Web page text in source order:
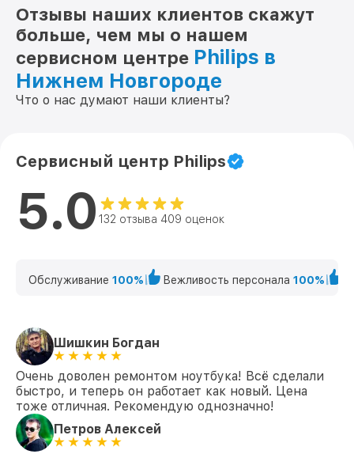
Отзывы наших клиентов скажут
больше, чем мы о нашем
сервисном центре Philips в
Нижнем Новгороде
Что о нас думают наши клиенты?
Сервисный центр Philips
5.0 132 отзыва 409 оценок
Обслуживание 100% Вежливость персонала 100%
Шишкин Богдан
Очень доволен ремонтом ноутбука! Всё сделали
быстро, и теперь он работает как новый. Цена
тоже отличная. Рекомендую однозначно!
Петров Алексей